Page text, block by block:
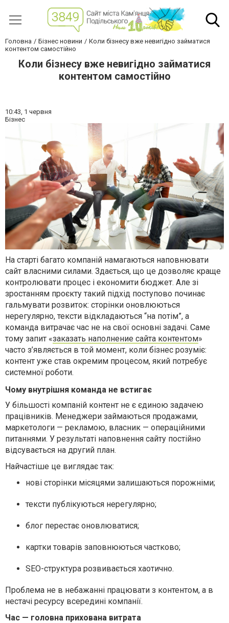
Головна Бізнес новини
Коли бізнесу вже невигідно займатися
контентом самостійно
Коли бізнесу вже невигідно займатися
контентом самостійно
10:43, 1 червня
Бізнес
На старті багато компаній намагаються наповнювати
сайт власними силами. Здається, що це дозволяє краще
контролювати процес і економити бюджет. Але зі
зростанням проєкту такий підхід поступово починає
гальмувати розвиток: сторінки оновлюються
нерегулярно, тексти відкладаються “на потім”, а
команда витрачає час не на свої основні задачі. Саме
тому запит «заказать наполнение сайта контентом»
часто з’являється в той момент, коли бізнес розуміє:
контент уже став окремим процесом, який потребує
системної роботи.
Чому внутрішня команда не встигає
У більшості компаній контент не є єдиною задачею
працівників. Менеджери займаються продажами,
маркетологи — рекламою, власник — операційними
питаннями. У результаті наповнення сайту постійно
відсувається на другий план.
Найчастіше це виглядає так:
нові сторінки місяцями залишаються порожніми;
тексти публікуються нерегулярно;
блог перестає оновлюватися;
картки товарів заповнюються частково;
SEO-структура розвивається хаотично.
Проблема не в небажанні працювати з контентом, а в
нестачі ресурсу всередині компанії.
Час — головна прихована витрата